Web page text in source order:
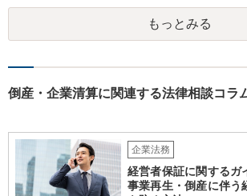
もっとみる
倒産・企業清算に関連する法律相談コラ
企業法務
経営者保証に関するガ
事業再生・倒産に伴う